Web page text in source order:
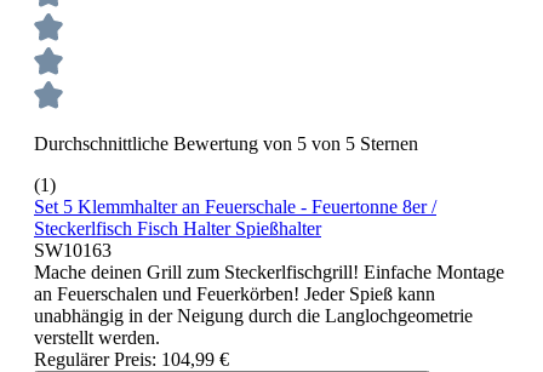
Durchschnittliche Bewertung von 5 von 5 Sternen
(1)
Set 5 Klemmhalter an Feuerschale - Feuertonne 8er /
Steckerlfisch Fisch Halter Spießhalter
SW10163
Mache deinen Grill zum Steckerlfischgrill! Einfache Montage
an Feuerschalen und Feuerkörben! Jeder Spieß kann
unabhängig in der Neigung durch die Langlochgeometrie
verstellt werden.
Regulärer Preis: 104,99 €